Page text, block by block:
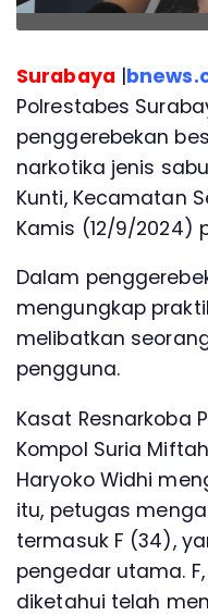
Surabaya |
Polrestabes
penggerebekan
narkotika jenis
Kunti, Kecamatan
Kamis (12/9/2024)
Dalam
mengungkap
melibatkan
pengguna.
Kasat Resnarkoba
Kompol Suria
Haryoko Widhi
itu, petugas
termasuk F (34),
pengedar utama.
diketahui telah